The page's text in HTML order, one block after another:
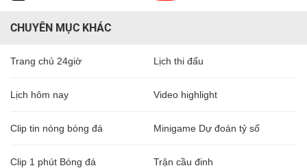
CHUYÊN MỤC KHÁC
Trang chủ 24giờ Lịch thi đấu
Lịch hôm nay Video highlight
Clip tin nóng bóng đá Minigame Dự đoán tỷ số
Clip 1 phút Bóng đá Trận cầu đinh